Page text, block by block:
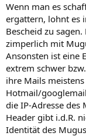
Wenn man es
ergattern, lohnt es
Bescheid zu
zimperlich mit
Ansonsten ist eine
extrem schwer
ihre Mails
Hotmail/
die IP-Adresse
Header gibt i.d.R.
Identität des